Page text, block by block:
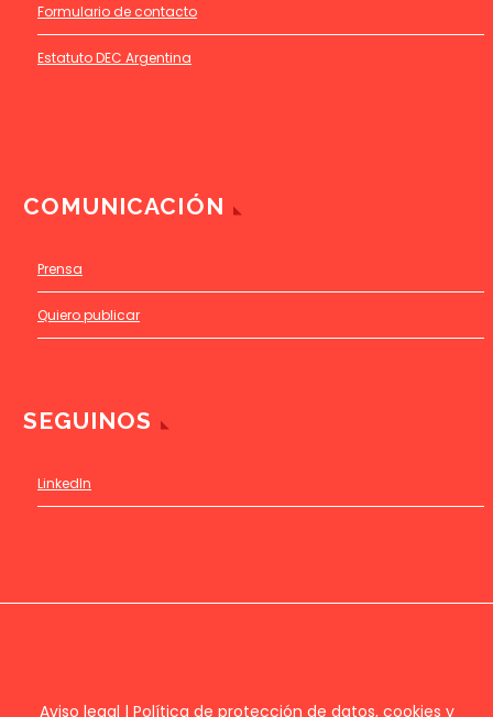
Formulario de contacto
Estatuto DEC Argentina
COMUNICACIÓN
Prensa
Quiero publicar
SEGUINOS
LinkedIn
Aviso legal | Política de protección de datos, cookies y